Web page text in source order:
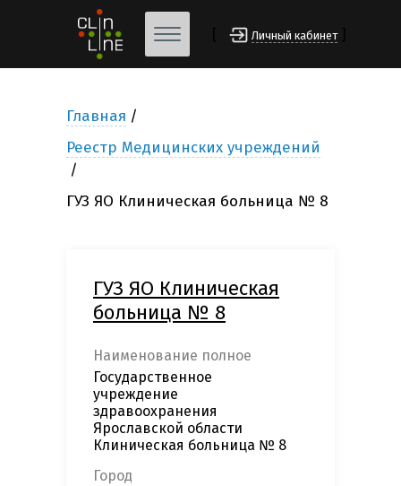
Личный кабинет
Главная
Реестр Медицинских учреждений
ГУЗ ЯО Клиническая больница № 8
ГУЗ ЯО Клиническая
больница № 8
Наименование полное
Государственное
учреждение
здравоохранения
Ярославской области
Клиническая больница № 8
Город